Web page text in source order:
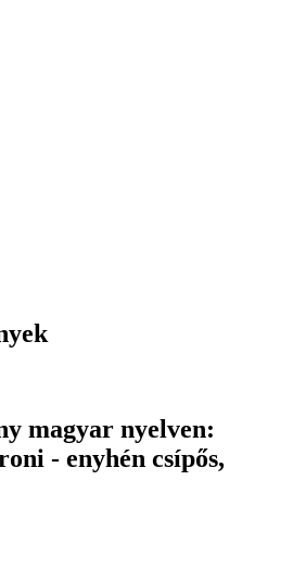
magyar nyelven:
- enyhén csípős,